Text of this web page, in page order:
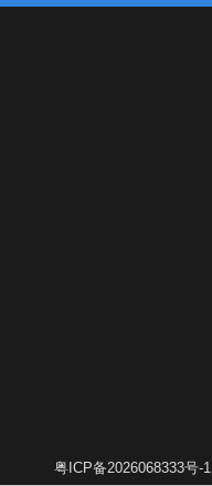
粤ICP备2026068333号-1